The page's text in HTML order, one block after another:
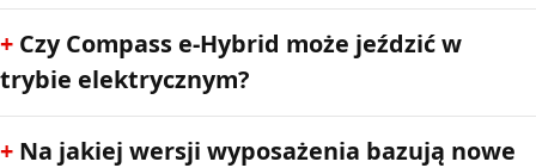
Czy Compass e-Hybrid może jeździć w
trybie elektrycznym?
Na jakiej wersji wyposażenia bazują nowe